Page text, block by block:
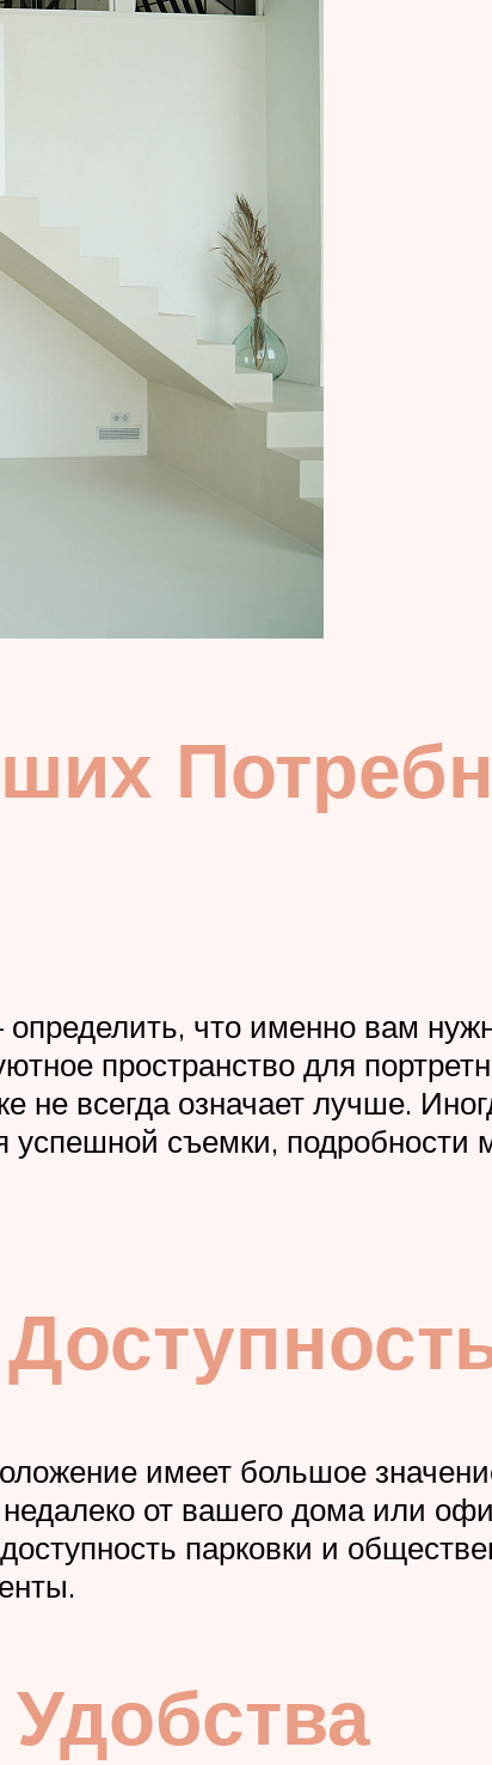
что именно вам
пространство для
не всегда означает лучше.
успешной съемки, подробности
имеет большое
от вашего дома или
парковки и